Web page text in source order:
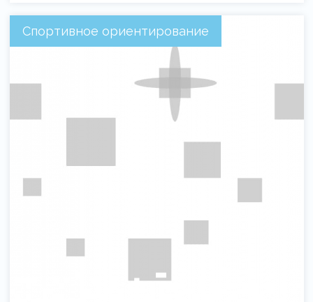
Спортивное ориентирование